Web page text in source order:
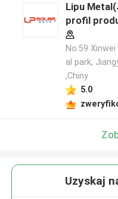
Lipu
profil
No.59
al park,
,Chiny
5.0
Uzyskaj